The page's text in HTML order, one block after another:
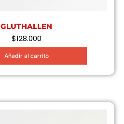
GLUTHALLEN
$128.000
Añadir al carrito